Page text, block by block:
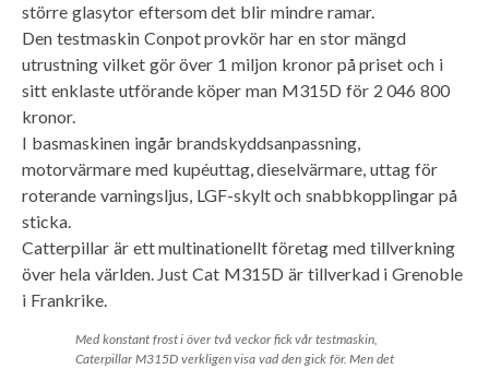
större glasytor eftersom det blir mindre ramar.
Den testmaskin Conpot provkör har en stor mängd
utrustning vilket gör över 1 miljon kronor på priset och i
sitt enklaste utförande köper man M315D för 2 046 800
kronor.
I basmaskinen ingår brandskyddsanpassning,
motorvärmare med kupéuttag, dieselvärmare, uttag för
roterande varningsljus, LGF-skylt och snabbkopplingar på
sticka.
Catterpillar är ett multinationellt företag med tillverkning
över hela världen. Just Cat M315D är tillverkad i Grenoble
i Frankrike.
Med konstant frost i över två veckor fick vår testmaskin,
Caterpillar M315D verkligen visa vad den gick för. Men det